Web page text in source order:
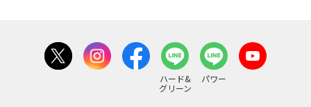
ハード&
グリーン
パワー